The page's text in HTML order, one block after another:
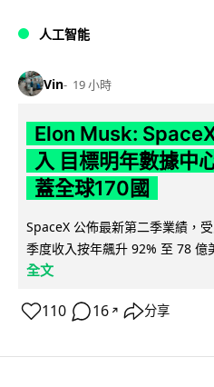
人工智能
Vin 19 小時
Elon Musk:
入 目標明年數據中
蓋全球170國
SpaceX 公佈最新第二季業績，
季度收入按年飆升 92% 至 78 億
全文
110 16 ↗ 分享